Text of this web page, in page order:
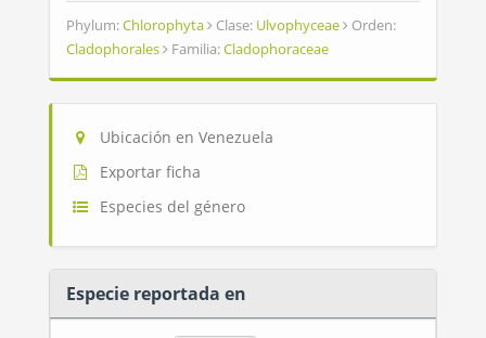
Phylum:Chlorophyta Clase: Ulvophyceae
Orden:
Cladophorales
Familia:Cladophoraceae
Ubicación en Venezuela
Exportar ficha
Especies del género
Especie reportada en